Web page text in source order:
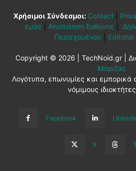
Χρήσιμοι Σύνδεσμοι: Contact
εμάς
Αποποίηση Ευθύνης
Περιεχομένου
Editorial
Copyright © 2026 | TechNoid.gr |
Μάριζας
Λογότυπα, επωνυμίες και
νόμιμους
Facebook
X